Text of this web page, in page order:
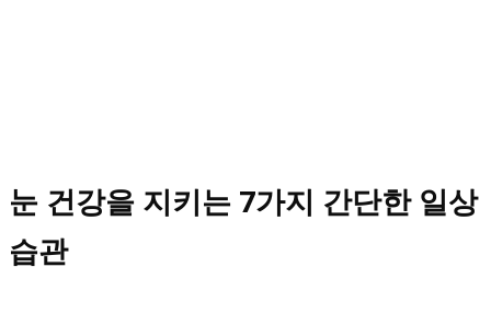
눈 건강을 지키는 7가지 간단한 일상
습관